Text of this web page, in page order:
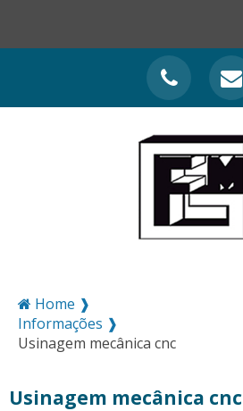
Home ❱
Informações ❱
Usinagem mecânica cnc
Usinagem mecânica cnc